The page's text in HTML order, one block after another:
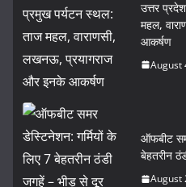
e
b
o
o
k
er e
उत्तर
महल,
आकर्षण
August
ऑफबीट
बेहतरीन
August